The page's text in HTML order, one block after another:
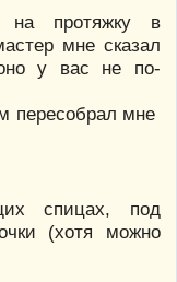
на протяжку в
мне сказал
у вас не по-
пересобрал мне
спицах, под
(хотя можно